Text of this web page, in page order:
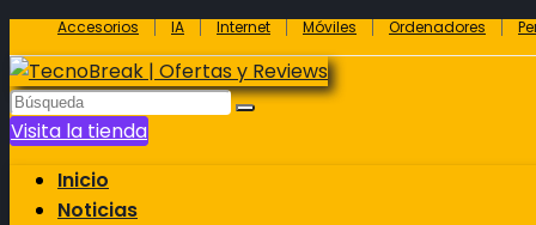
Accesorios IA Internet Móviles Ordenadores
Visita la tienda
Inicio
Noticias